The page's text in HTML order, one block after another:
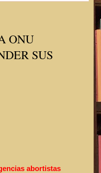
ONU
SUS
abortistas